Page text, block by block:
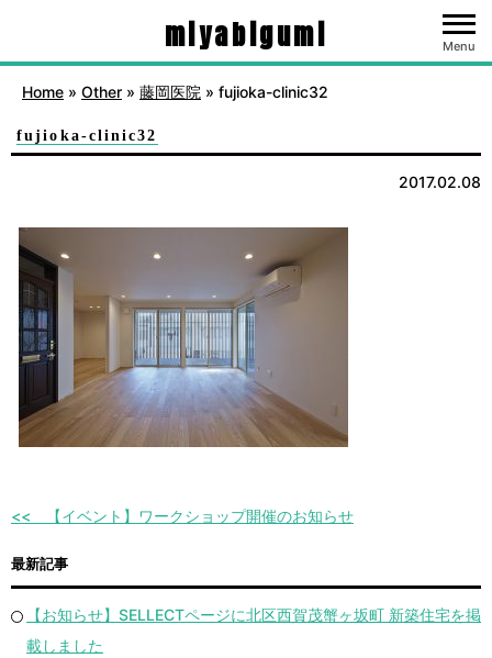
miyabigumi Menu
Home » Other » 藤岡医院 » fujioka-clinic32
fujioka-clinic32
2017.02.08
【イベント】ワークショップ開催のお知らせ
最新記事
【お知らせ】SELLECTページに北区西賀茂蟹ヶ坂町 新築住宅を掲
載しました